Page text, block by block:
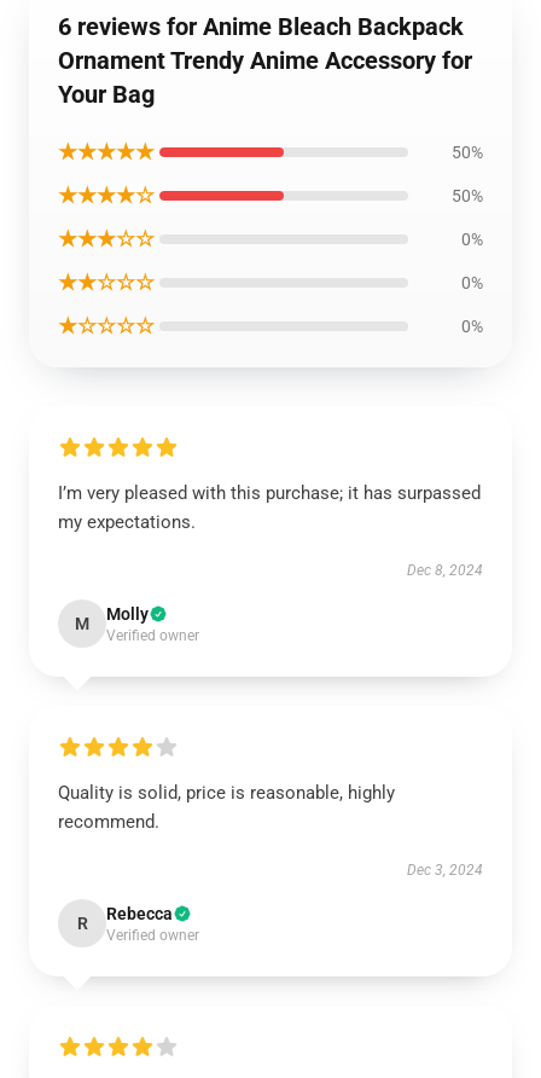
6 reviews for Anime Bleach Backpack
Ornament Trendy Anime Accessory for
Your Bag
★★★★★ 50%
★★★★☆ 50%
★★★☆☆ 0%
★★☆☆☆ 0%
★☆☆☆☆ 0%
I’m very pleased with this purchase; it has surpassed
my expectations.
Dec 8, 2024
M Molly
Verified owner
Quality is solid, price is reasonable, highly
recommend.
Dec 3, 2024
R Rebecca
Verified owner